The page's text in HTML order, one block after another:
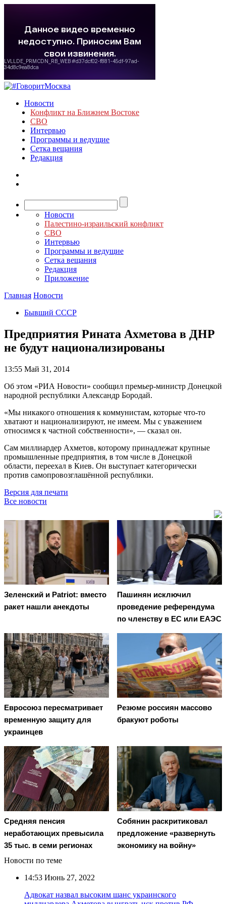
Новости
Конфликт на Ближнем Востоке
СВО
Интервью
Программы и ведущие
Сетка вещания
Редакция
Новости
Палестино-израильский конфликт
СВО
Интервью
Программы и ведущие
Сетка вещания
Редакция
Приложение
Главная Новости
Бывший СССР
Предприятия Рината Ахметова в ДНР
не будут национализированы
13:55 Май 31, 2014
Об этом «РИА Новости» сообщил премьер-министр Донецкой
народной республики Александр Бородай.
«Мы никакого отношения к коммунистам, которые что-то
хватают и национализируют, не имеем. Мы с уважением
относимся к частной собственности», — сказал он.
Сам миллиардер Ахметов, которому принадлежат крупные
промышленные предприятия, в том числе в Донецкой
области, переехал в Киев. Он выступает категорически
против самопровозглашённой республики.
Версия для печати
Все новости
Зеленский и Patriot: вместо
ракет нашли анекдоты
Пашинян исключил
проведение референдума
по членству в ЕС или ЕАЭС
Евросоюз пересматривает
временную защиту для
украинцев
Резюме россиян массово
бракуют роботы
Средняя пенсия
неработающих превысила
35 тыс. в семи регионах
Собянин раскритиковал
предложение «развернуть
экономику на войну»
Новости по теме
14:53 Июнь 27, 2022
Адвокат назвал высоким шанс украинского